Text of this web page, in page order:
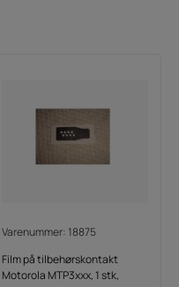
Varenummer: 18875
Film på tilbehørskontakt
Motorola MTP3xxx, 1 stk,